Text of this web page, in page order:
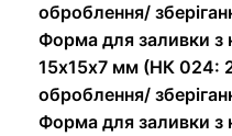
оброблення/
Форма для заливки з
15х15х7 мм (НК 024:
оброблення/
Форма для заливки з